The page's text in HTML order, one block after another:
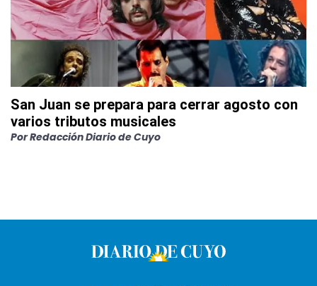
San Juan se prepara para cerrar agosto con
varios tributos musicales
PorRedacción Diario de Cuyo